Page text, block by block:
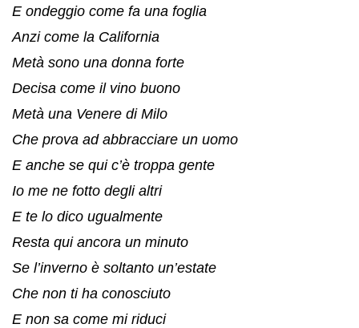
E ondeggio come fa una foglia
Anzi come la California
Metà sono una donna forte
Decisa come il vino buono
Metà una Venere di Milo
Che prova ad abbracciare un uomo
E anche se qui c’è troppa gente
Io me ne fotto degli altri
E te lo dico ugualmente
Resta qui ancora un minuto
Se l’inverno è soltanto un’estate
Che non ti ha conosciuto
E non sa come mi riduci